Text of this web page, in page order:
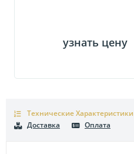
узнать цену
Технические Характеристики
Доставка
Оплата